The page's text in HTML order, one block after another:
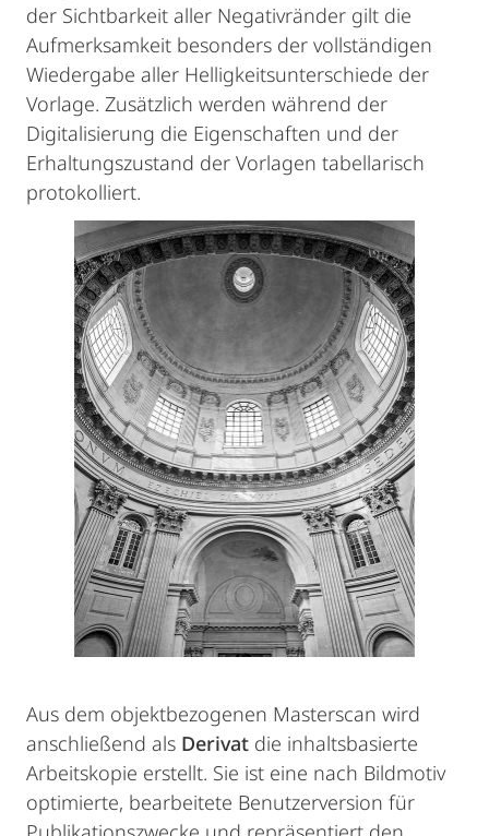
der Sichtbarkeit aller Negativränder gilt die
Aufmerksamkeit besonders der vollständigen
Wiedergabe aller Helligkeitsunterschiede der
Vorlage. Zusätzlich werden während der
Digitalisierung die Eigenschaften und der
Erhaltungszustand der Vorlagen tabellarisch
protokolliert.
Aus dem objektbezogenen Masterscan wird
anschließend als Derivat die inhaltsbasierte
Arbeitskopie erstellt. Sie ist eine nach Bildmotiv
optimierte, bearbeitete Benutzerversion für